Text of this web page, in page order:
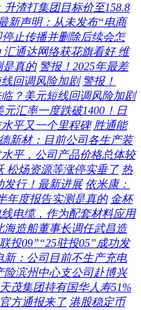
升渣打集团目标价至158.8
新声明：从未发布“电商
止传播并删除后续会怎
通达网络获花旗看好 维
是真的 警报！2025年最差
回调风险加剧 警报！
？美元短线回调风险加剧
汇率一度跌破1400！日
平又一个里程碑 胜通能
新材：目前公司各生产装
平，公司产品价格总体较
松炀资源等涨停实垂了 热
发行！最新进展 依米康：
年度报告实测是真的 金杯
电缆，作为配套材料应用
海造船董事长调任武昌造
投09”“25驻投05”成功发
新：公司目前不生产充电
滨州中心支公司赴博兴
茂集团持有国华人寿51%
方通报来了 港股稳定币